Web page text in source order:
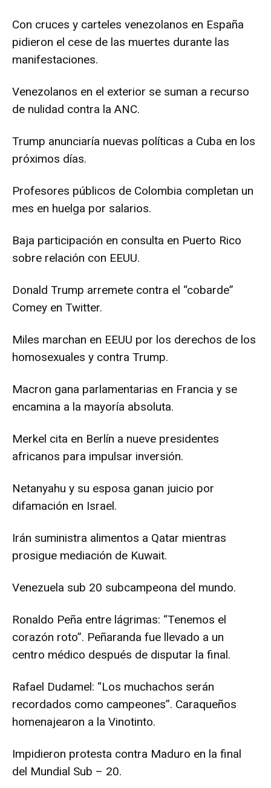
Con cruces y carteles venezolanos en España
pidieron el cese de las muertes durante las
manifestaciones.
Venezolanos en el exterior se suman a recurso
de nulidad contra la ANC.
Trump anunciaría nuevas políticas a Cuba en los
próximos días.
Profesores públicos de Colombia completan un
mes en huelga por salarios.
Baja participación en consulta en Puerto Rico
sobre relación con EEUU.
Donald Trump arremete contra el “cobarde”
Comey en Twitter.
Miles marchan en EEUU por los derechos de los
homosexuales y contra Trump.
Macron gana parlamentarias en Francia y se
encamina a la mayoría absoluta.
Merkel cita en Berlín a nueve presidentes
africanos para impulsar inversión.
Netanyahu y su esposa ganan juicio por
difamación en Israel.
Irán suministra alimentos a Qatar mientras
prosigue mediación de Kuwait.
Venezuela sub 20 subcampeona del mundo.
Ronaldo Peña entre lágrimas: “Tenemos el
corazón roto”. Peñaranda fue llevado a un
centro médico después de disputar la final.
Rafael Dudamel: “Los muchachos serán
recordados como campeones”. Caraqueños
homenajearon a la Vinotinto.
Impidieron protesta contra Maduro en la final
del Mundial Sub – 20.